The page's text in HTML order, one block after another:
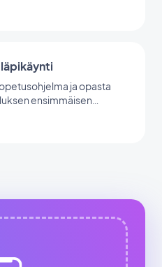
ja opasta
ensimmäisen